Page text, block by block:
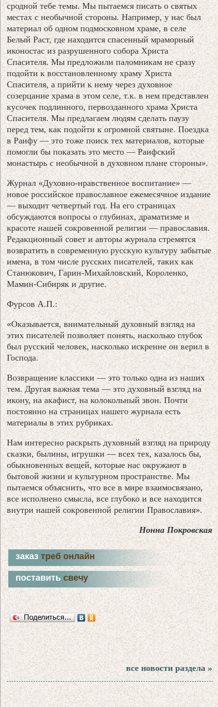
сродной тебе темы. Мы пытаемся писать о святых
местах с необычной стороны. Например, у нас был
материал об одном подмосковном храме, в селе
Белый Раст, где находится спасенный мраморный
иконостас из разрушенного собора Христа
Спасителя. Мы предложили паломникам не сразу
подойти к восстановленному храму Христа
Спасителя, а прийти к нему через духовное
созерцание храма в этом селе, т.к. в нем представлен
кусочек подлинного, первозданного храма Христа
Спасителя. Мы предлагаем людям сделать паузу
перед тем, как подойти к огромной святыне. Поездка
в Раифу — это тоже поиск тех материалов, которые
помогли бы показать это место — Раифский
монастырь с необычной в духовном плане стороны».
Журнал «Духовно-нравственное воспитание» —
новое российское православное ежемесячное издание
— выходит четвертый год. На его страницах
обсуждаются вопросы о глубинах, драматизме и
красоте нашей сокровенной религии — православия.
Редакционный совет и авторы журнала стремятся
возвратить в современную русскую культуру забытые
имена, в том числе русских писателей, таких как
Станюкович, Гарин-Михайловский, Короленко,
Мамин-Сибиряк и другие.
Фурсов А.П.:
«Оказывается, внимательный духовный взгляд на
этих писателей позволяет понять, насколько глубок
был русский человек, насколько искренне он верил в
Господа.
Возвращение классики — это только одна из наших
тем. Другая важная тема — это духовный взгляд на
икону, на акафист, на колокольный звон. Почти
постоянно на страницах нашего журнала есть
материалы в этих рубриках.
Нам интересно раскрыть духовный взгляд на природу
сказки, былины, игрушки — всех тех, казалось бы,
обыкновенных вещей, которые нас окружают в
бытовой жизни и культурном пространстве. Мы
пытаемся объяснить, что все в мире взаимосвязано,
все исполнено смысла, все глубоко и все находится
внутри нашей сокровенной религии Православия».
Нонна Покровская
заказтреб онлайн
поставитьсвечу
Поделиться…
все новости раздела »